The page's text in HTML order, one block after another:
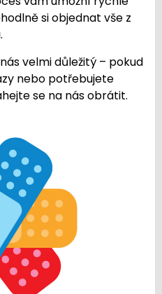
si objednat vše z
velmi důležitý – pokud
nebo potřebujete
se na nás obrátit.